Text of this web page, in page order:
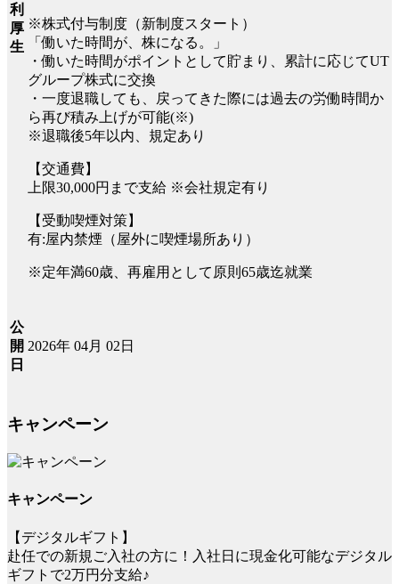
利
厚
生
※株式付与制度（新制度スタート）
「働いた時間が、株になる。」
・働いた時間がポイントとして貯まり、累計に応じてUT
グループ株式に交換
・一度退職しても、戻ってきた際には過去の労働時間か
ら再び積み上げが可能(※)
※退職後5年以内、規定あり
【交通費】
上限30,000円まで支給 ※会社規定有り
【受動喫煙対策】
有:屋内禁煙（屋外に喫煙場所あり）
※定年満60歳、再雇用として原則65歳迄就業
公
開
日
2026年 04月 02日
キャンペーン
キャンペーン
【デジタルギフト】
赴任での新規ご入社の方に！入社日に現金化可能なデジタル
ギフトで2万円分支給♪